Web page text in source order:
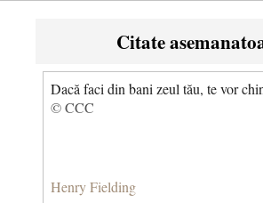
Citate
Dacă faci din bani zeul tău, te vor
© CCC
Henry Fielding